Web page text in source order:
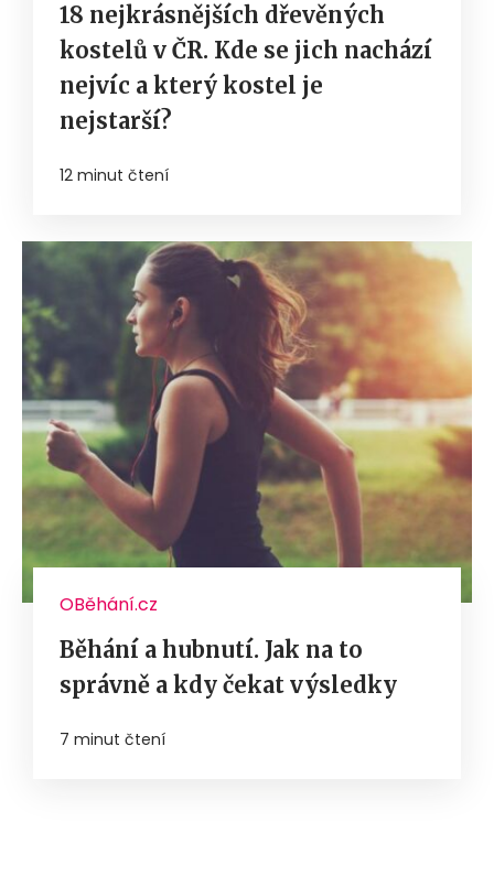
18 nejkrásnějších dřevěných
kostelů v ČR. Kde se jich nachází
nejvíc a který kostel je
nejstarší?
12 minut čtení
OBěhání.cz
Běhání a hubnutí. Jak na to
správně a kdy čekat výsledky
7 minut čtení